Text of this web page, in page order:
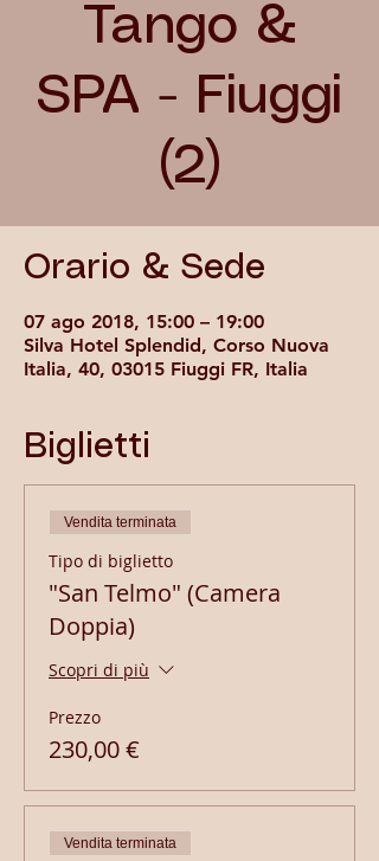
Tango &
SPA - Fiuggi
(2)
Orario & Sede
07 ago 2018, 15:00 – 19:00
Silva Hotel Splendid, Corso Nuova
Italia, 40, 03015 Fiuggi FR, Italia
Biglietti
Vendita terminata
Tipo di biglietto
"San Telmo" (Camera
Doppia)
Scopri di più
Prezzo
230,00 €
Vendita terminata